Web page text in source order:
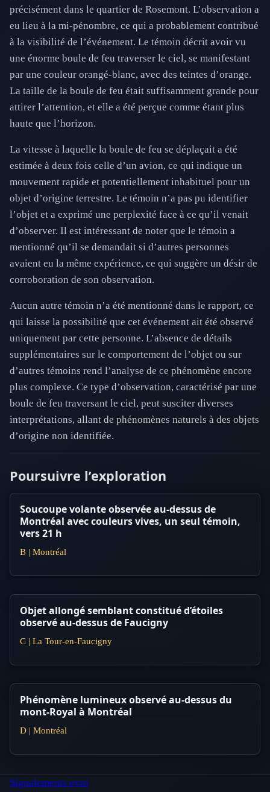
précisément dans le quartier de Rosemont. L’observation a
eu lieu à la mi-pénombre, ce qui a probablement contribué
à la visibilité de l’événement. Le témoin décrit avoir vu
une énorme boule de feu traverser le ciel, se manifestant
par une couleur orangé-blanc, avec des teintes d’orange.
La taille de la boule de feu était suffisamment grande pour
attirer l’attention, et elle a été perçue comme étant plus
haute que l’horizon.
La vitesse à laquelle la boule de feu se déplaçait a été
estimée à deux fois celle d’un avion, ce qui indique un
mouvement rapide et potentiellement inhabituel pour un
objet d’origine terrestre. Le témoin n’a pas pu identifier
l’objet et a exprimé une perplexité face à ce qu’il venait
d’observer. Il est intéressant de noter que le témoin a
mentionné qu’il se demandait si d’autres personnes
avaient eu la même expérience, ce qui suggère un désir de
corroboration de son observation.
Aucun autre témoin n’a été mentionné dans le rapport, ce
qui laisse la possibilité que cet événement ait été observé
uniquement par cette personne. L’absence de détails
supplémentaires sur le comportement de l’objet ou sur
d’autres témoins rend l’analyse de ce phénomène encore
plus complexe. Ce type d’observation, caractérisé par une
boule de feu traversant le ciel, peut susciter diverses
interprétations, allant de phénomènes naturels à des objets
d’origine non identifiée.
Poursuivre l’exploration
Soucoupe volante observée au-dessus de
Montréal avec couleurs vives, un seul témoin,
vers 21 h
B | Montréal
Objet allongé semblant constitué d’étoiles
observé au-dessus de Faucigny
C | La Tour-en-Faucigny
Phénomène lumineux observé au-dessus du
mont-Royal à Montréal
D | Montréal
Signalements ovni